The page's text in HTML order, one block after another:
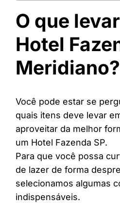
O que
Hotel
Meridiano?
Você pode estar se
quais itens deve levar
aproveitar da melhor
um Hotel Fazenda SP.
Para que você possa
de lazer de forma
selecionamos algumas
indispensáveis.